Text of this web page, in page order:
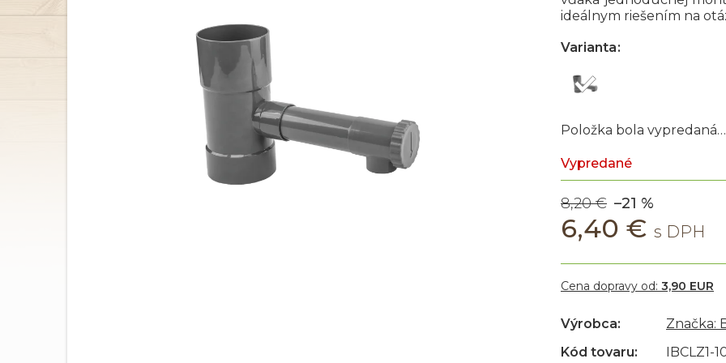
Vypredané
8,20 € –21 %
6,40 €
Varianta
Položka bola vypredaná…
ideálnym riešením na
Cena dopravy od: 3,90 EUR
Výrobca:
Značka:
Kód tovaru:
IBCLZ1-